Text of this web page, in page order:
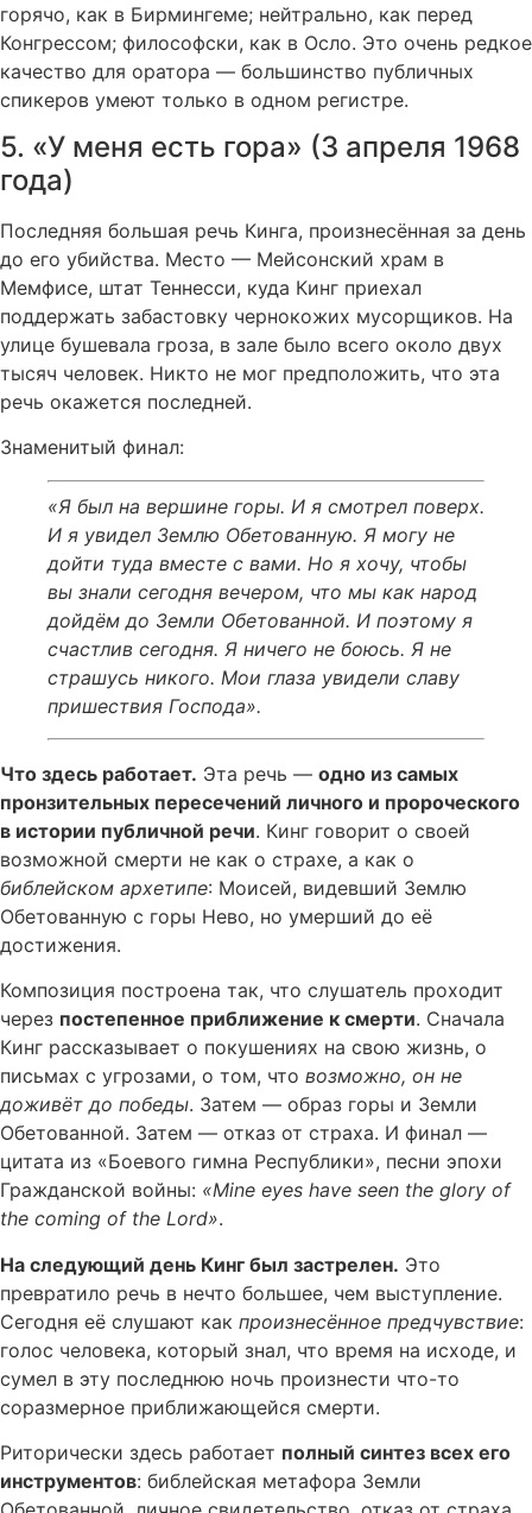
горячо, как в Бирмингеме; нейтрально, как перед
Конгрессом; философски, как в Осло. Это очень редкое
качество для оратора — большинство публичных
спикеров умеют только в одном регистре.
5. «У меня есть гора» (3 апреля 1968
года)
Последняя большая речь Кинга, произнесённая за день
до его убийства. Место — Мейсонский храм в
Мемфисе, штат Теннесси, куда Кинг приехал
поддержать забастовку чернокожих мусорщиков. На
улице бушевала гроза, в зале было всего около двух
тысяч человек. Никто не мог предположить, что эта
речь окажется последней.
Знаменитый финал:
«Я был на вершине горы. И я смотрел поверх.
И я увидел Землю Обетованную. Я могу не
дойти туда вместе с вами. Но я хочу, чтобы
вы знали сегодня вечером, что мы как народ
дойдём до Земли Обетованной. И поэтому я
счастлив сегодня. Я ничего не боюсь. Я не
страшусь никого. Мои глаза увидели славу
пришествия Господа».
Что здесь работает. Эта речь — одно из самых
пронзительных пересечений личного и пророческого
в истории публичной речи. Кинг говорит о своей
возможной смерти не как о страхе, а как о
библейском архетипе: Моисей, видевший Землю
Обетованную с горы Нево, но умерший до её
достижения.
Композиция построена так, что слушатель проходит
через постепенное приближение к смерти. Сначала
Кинг рассказывает о покушениях на свою жизнь, о
письмах с угрозами, о том, что возможно, он не
доживёт до победы. Затем — образ горы и Земли
Обетованной. Затем — отказ от страха. И финал —
цитата из «Боевого гимна Республики», песни эпохи
Гражданской войны: «Mine eyes have seen the glory of
the coming of the Lord».
На следующий день Кинг был застрелен. Это
превратило речь в нечто большее, чем выступление.
Сегодня её слушают как произнесённое предчувствие:
голос человека, который знал, что время на исходе, и
сумел в эту последнюю ночь произнести что-то
соразмерное приближающейся смерти.
Риторически здесь работает полный синтез всех его
инструментов: библейская метафора Земли